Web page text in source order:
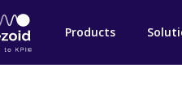
Products